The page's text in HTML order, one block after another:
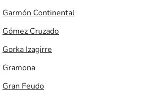
Garmón Continental
Gómez Cruzado
Gorka Izagirre
Gramona
Gran Feudo